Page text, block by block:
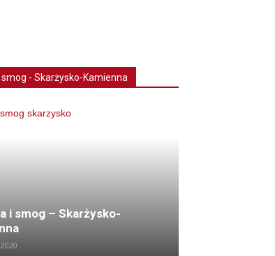
smog - Skarżysko-Kamienna
i smog – Skarżysko-